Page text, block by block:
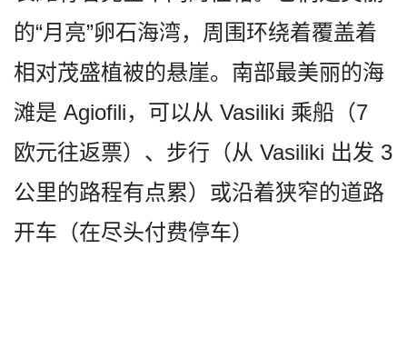
的“月­亮”卵石海湾，周围环绕着覆盖着
相对茂盛植被的悬崖­。南部最美丽的海
滩是 Agiofili，可以从 Vasiliki 乘船（7
欧元往返票）、步行（从 Vasiliki 出发 3
公里的路程有点累）或沿着狭­窄的道路
开车（在尽头付费停车）